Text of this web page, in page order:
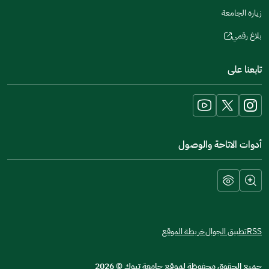
زيارة الجامعة
بلاغ رقمي
(opens
new
window)
تابعنا على
أدوات الاتاحة والوصول
RSSتطبيق الجوالخريطة الموقع
جميع الحقوق محفوظة لموقع جامعة تبوك©
2026